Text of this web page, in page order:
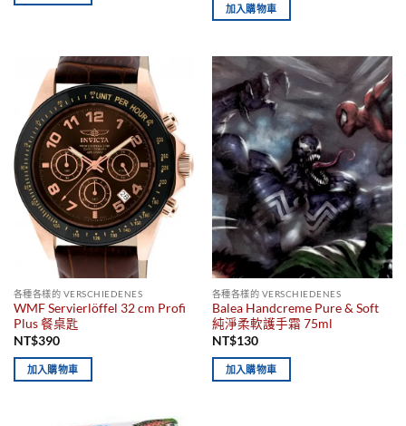
加入購物車
各種各樣的 VERSCHIEDENES
WMF Servierlöffel 32 cm Profi
Plus 餐桌匙
NT$390
加入購物車
各種各樣的 VERSCHIEDENES
Balea Handcreme Pure & Soft
純淨柔軟護手霜 75ml
NT$130
加入購物車